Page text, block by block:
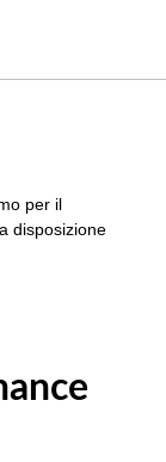
per il
disposizione